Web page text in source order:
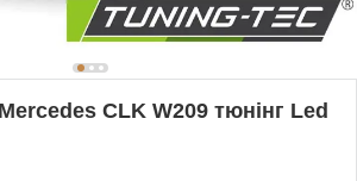
CLK W209 тюнінг Led